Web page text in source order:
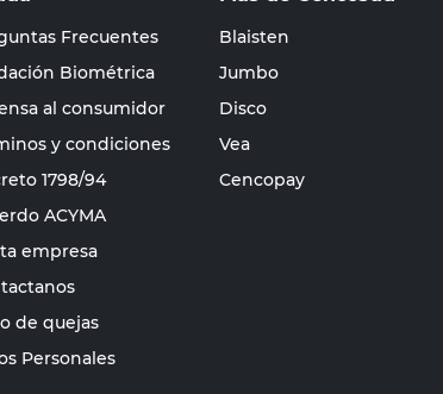
Frecuentes
Biométrica
al consumidor
y condiciones
1798/94
ACYMA
empresa
de quejas
Personales
Blaisten
Jumbo
Disco
Vea
Cencopay